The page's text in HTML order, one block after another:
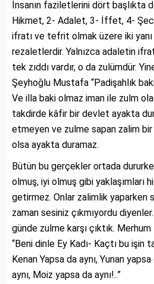
İnsanın faziletlerini dört başlıkta
Hikmet, 2- Adalet, 3- İffet, 4-
ifratı ve tefrit olmak üzere iki yanı
rezaletlerdir. Yalnızca adaletin
tek zıddı vardır, o da zulümdür.
Şeyhoğlu Mustafa “Padişahlık
Ve illa baki olmaz iman ile zulm
takdirde kâfir bir devlet ayakta
etmeyen ve zulme sapan zalim
olsa ayakta duramaz.
Bütün bu gerçekler ortada
olmuş, iyi olmuş gibi yaklaşımları
getirmez. Onlar zalimlik yaparken
zaman sesiniz çıkmıyordu
günde zulme karşı çıktık.
“Beni dinle Ey Kadı- Kaçtı bu işin
Kenan Yapsa da aynı, Yunan
aynı, Moiz yapsa da aynı!..”